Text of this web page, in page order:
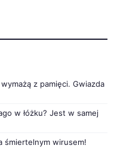
z pamięci. Gwiazda
w łóżku? Jest w samej
śmiertelnym wirusem!